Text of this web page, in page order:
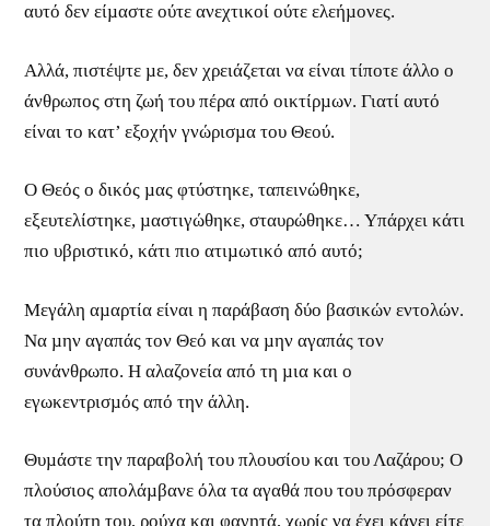
αυτό δεν είµαστε ούτε ανεχτικοί ούτε ελεήµονες.
Αλλά, πιστέψτε µε, δεν χρειάζεται να είναι τίποτε άλλο ο
άνθρωπος στη ζωή του πέρα από οικτίρµων. Γιατί αυτό
είναι το κατ’ εξοχήν γνώρισµα του Θεού.
Ο Θεός ο δικός µας φτύστηκε, ταπεινώθηκε,
εξευτελίστηκε, µαστιγώθηκε, σταυρώθηκε… Υπάρχει κάτι
πιο υβριστικό, κάτι πιο ατιµωτικό από αυτό;
Μεγάλη αµαρτία είναι η παράβαση δύο βασικών εντολών.
Να µην αγαπάς τον Θεό και να µην αγαπάς τον
συνάνθρωπο. Η αλαζονεία από τη µια και ο
εγωκεντρισµός από την άλλη.
Θυµάστε την παραβολή του πλουσίου και του Λαζάρου; Ο
πλούσιος απολάµβανε όλα τα αγαθά που του πρόσφεραν
τα πλούτη του, ρούχα και φαγητά, χωρίς να έχει κάνει είτε